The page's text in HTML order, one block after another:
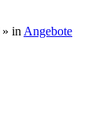
» in Angebote